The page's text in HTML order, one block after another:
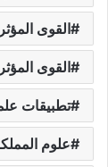
القوى
القوى
تطبيقات
علوم